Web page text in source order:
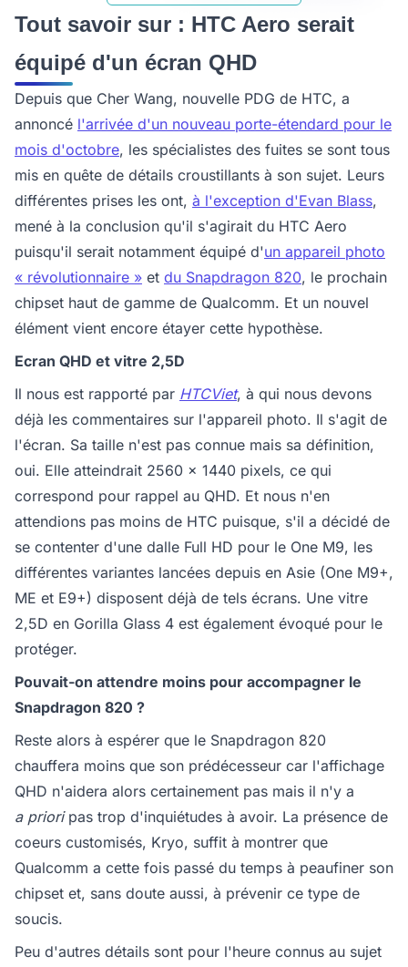
Tout savoir sur : HTC Aero serait
équipé d'un écran QHD
Depuis que Cher Wang, nouvelle PDG de HTC, a
annoncé l'arrivée d'un nouveau porte-étendard pour le
mois d'octobre, les spécialistes des fuites se sont tous
mis en quête de détails croustillants à son sujet. Leurs
différentes prises les ont, à l'exception d'Evan Blass,
mené à la conclusion qu'il s'agirait du HTC Aero
puisqu'il serait notamment équipé d'un appareil photo
« révolutionnaire » et du Snapdragon 820, le prochain
chipset haut de gamme de Qualcomm. Et un nouvel
élément vient encore étayer cette hypothèse.
Ecran QHD et vitre 2,5D
Il nous est rapporté par HTCViet, à qui nous devons
déjà les commentaires sur l'appareil photo. Il s'agit de
l'écran. Sa taille n'est pas connue mais sa définition,
oui. Elle atteindrait 2560 x 1440 pixels, ce qui
correspond pour rappel au QHD. Et nous n'en
attendions pas moins de HTC puisque, s'il a décidé de
se contenter d'une dalle Full HD pour le One M9, les
différentes variantes lancées depuis en Asie (One M9+,
ME et E9+) disposent déjà de tels écrans. Une vitre
2,5D en Gorilla Glass 4 est également évoqué pour le
protéger.
Pouvait-on attendre moins pour accompagner le
Snapdragon 820 ?
Reste alors à espérer que le Snapdragon 820
chauffera moins que son prédécesseur car l'affichage
QHD n'aidera alors certainement pas mais il n'y a
a prioripas trop d'inquiétudes à avoir. La présence de
coeurs customisés, Kryo, suffit à montrer que
Qualcomm a cette fois passé du temps à peaufiner son
chipset et, sans doute aussi, à prévenir ce type de
soucis.
Peu d'autres détails sont pour l'heure connus au sujet